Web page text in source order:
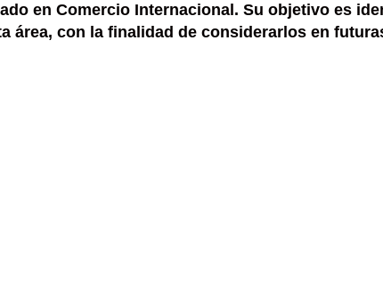
en Comercio Internacional. Su objetivo es
área, con la finalidad de considerarlos en